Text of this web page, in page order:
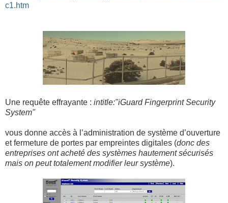
c1.htm
Une requête effrayante : intitle:"iGuard Fingerprint Security
System"
vous donne accès à l’administration de système d’ouverture
et fermeture de portes par empreintes digitales (donc des
entreprises ont acheté des systèmes hautement sécurisés
mais on peut totalement modifier leur système).